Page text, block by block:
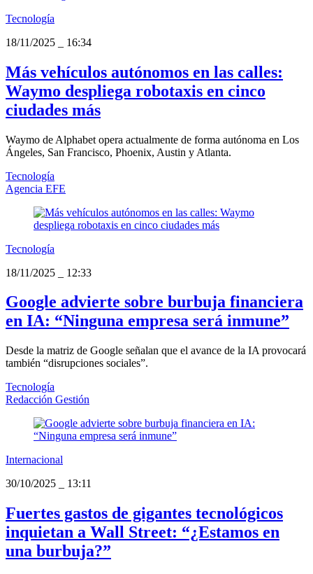
Tecnología
18/11/2025
16:34
Más vehículos autónomos en las calles:
Waymo despliega robotaxis en cinco
ciudades más
Waymo de Alphabet opera actualmente de forma autónoma en Los
Ángeles, San Francisco, Phoenix, Austin y Atlanta.
Tecnología
Agencia EFE
Tecnología
18/11/2025
12:33
Google advierte sobre burbuja financiera
en IA: “Ninguna empresa será inmune”
Desde la matriz de Google señalan que el avance de la IA provocará
también “disrupciones sociales”.
Tecnología
Redacción Gestión
Internacional
30/10/2025
13:11
Fuertes gastos de gigantes tecnológicos
inquietan a Wall Street: “¿Estamos en
una burbuja?”